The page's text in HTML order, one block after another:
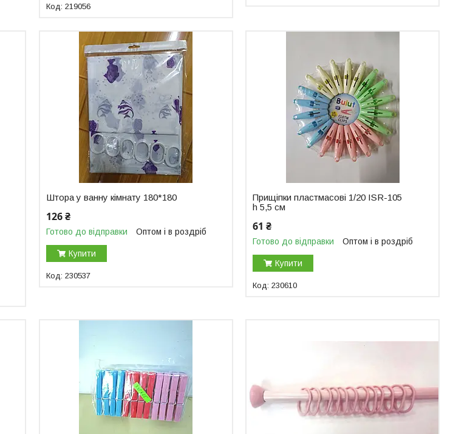
219056
Штора у ванну кімнату 180*180
126 ₴
Готово до відправки Оптом і в роздріб
Купити
230537
Прищіпки пластмасові 1/20 ISR-105
h 5,5 см
61 ₴
Готово до відправки Оптом і в роздріб
Купити
230610